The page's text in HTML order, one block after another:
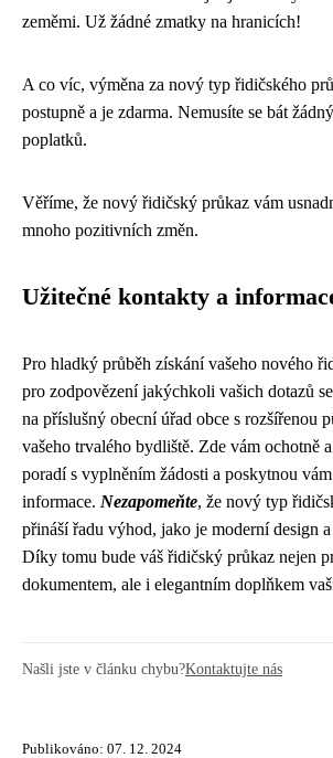
zeměmi. Už žádné zmatky na hranicích!
A co víc, výměna za nový typ řidičského
postupně a je zdarma. Nemusíte se bát
poplatků.
Věříme, že nový řidičský průkaz vám
mnoho pozitivních změn.
Užitečné kontakty a
Pro hladký průběh získání vašeho nového
pro zodpovězení jakýchkoli vašich dotazů
na příslušný obecní úřad obce s rozšířenou
vašeho trvalého bydliště. Zde vám ochotně
poradí s vyplněním žádosti a poskytnou
informace. Nezapomeňte, že nový typ
přináší řadu výhod, jako je moderní design
Díky tomu bude váš řidičský průkaz nejen
dokumentem, ale i elegantním doplňkem
Našli jste v článku chybu?Kontaktujte nás
Publikováno: 07. 12. 2024